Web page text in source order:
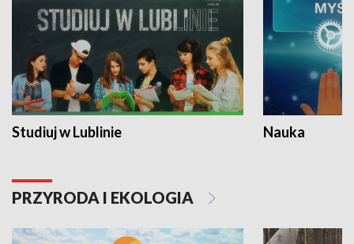
Studiuj w Lublinie Nauka
PRZYRODA I EKOLOGIA